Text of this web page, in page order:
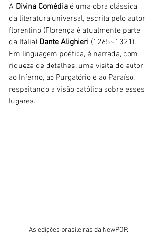
A Divina Comédia é uma obra clássica
da literatura universal, escrita pelo autor
florentino (Florença é atualmente parte
da Itália) Dante Alighieri (1265~1321).
Em linguagem poética, é narrada, com
riqueza de detalhes, uma visita do autor
ao Inferno, ao Purgatório e ao Paraíso,
respeitando a visão católica sobre esses
lugares.
As edições brasileiras da NewPOP.